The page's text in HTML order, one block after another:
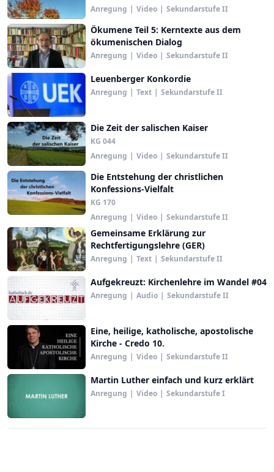
Anregung | Video | Sekundarstufe II
Ökumene Teil 5: Kerntexte aus dem
ökumenischen Dialog
Anregung | Video | Sekundarstufe II
Leuenberger Konkordie
Anregung | Text | Sekundarstufe II
Die Zeit der salischen Kaiser
KG 044
Anregung | Video | Sekundarstufe II
Die Entstehung der christlichen
Konfessions-Vielfalt
KG 170
Anregung | Video | Sekundarstufe II
Gemeinsame Erklärung zur
Rechtfertigungslehre (GER)
Anregung | Text | Sekundarstufe II
Aufgekreuzt: Kirchenlehre im Wandel #04
Anregung | Audio | Sekundarstufe II
Eine, heilige, katholische, apostolische
Kirche - Credo 10.
Anregung | Video | Sekundarstufe II
Martin Luther einfach und kurz erklärt
Anregung | Video | Sekundarstufe I